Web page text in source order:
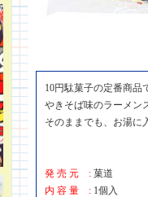
10円駄菓子の定番商品
やきそば味のラーメン
そのままでも、お湯に
発 売 元 : 菓道
内 容 量 : 1個入